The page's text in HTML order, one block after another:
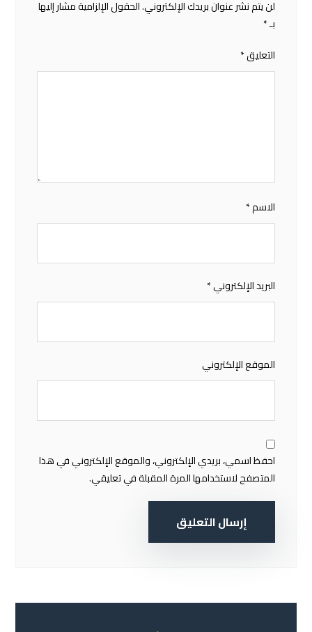
لن يتم نشر عنوان بريدك الإلكتروني.الحقول الإلزامية مشار إليها
بـ*
التعليق*
الاسم*
البريد الإلكتروني*
الموقع الإلكتروني
احفظ اسمي، بريدي الإلكتروني، والموقع الإلكتروني في هذا
المتصفح لاستخدامها المرة المقبلة في تعليقي.
إرسال التعليق